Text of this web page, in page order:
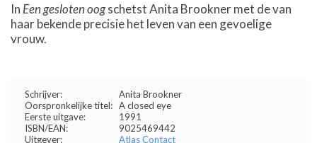
In Een gesloten oogschetst Anita Brookner met de van
haar bekende precisie het leven van een gevoelige
vrouw.
Schrijver:
Anita Brookner
Oorspronkelijke titel: A closed eye
Eerste uitgave:
1991
ISBN/EAN:
9025469442
Uitgever:
Atlas Contact